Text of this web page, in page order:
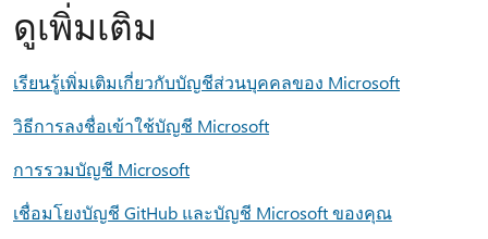
ดูเพิ่มเติม
เรียนรู้เพิ่มเติมเกี่ยวกับบัญชีส่วนบุคคลของ Microsoft
วิธีการลงชื่อเข้าใช้บัญชี Microsoft
การรวมบัญชี Microsoft
เชื่อมโยงบัญชี GitHub และบัญชี Microsoft ของคุณ